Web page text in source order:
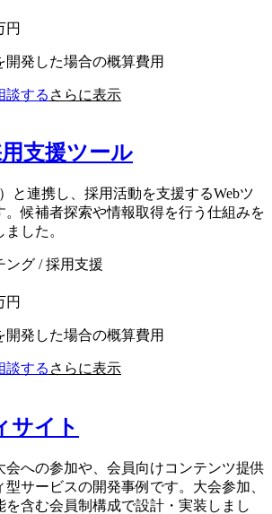
円
発した場合の概算費用
談する さらに表示
支援ツール
と連携し、採用活動を支援するWebツ
。候補者探索や情報取得を行う仕組みを
した。
ング / 採用支援
円
発した場合の概算費用
談する さらに表示
サイト
会への参加や、会員向けコンテンツ提供
サービスの開発事例です。大会参加、
を含む会員制構成で設計・実装しまし